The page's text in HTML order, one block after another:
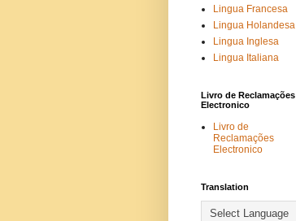
Lingua Francesa
Lingua Holandesa
Lingua Inglesa
Lingua Italiana
Livro de Reclamações
Electronico
Livro de
Reclamações
Electronico
Translation